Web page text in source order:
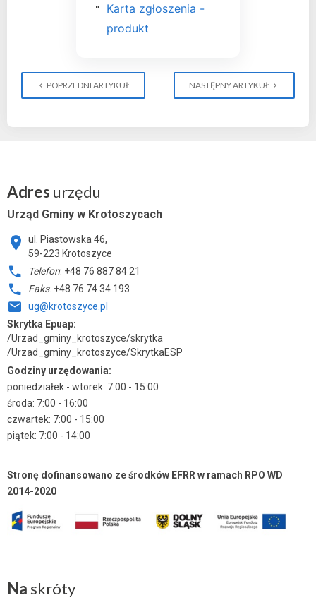
Karta zgłoszenia -
produkt
POPRZEDNI ARTYKUŁ NASTĘPNY ARTYKUŁ
Adres urzędu
Urząd Gminy w Krotoszycach
ul. Piastowska 46,
59-223 Krotoszyce
Telefon: +48 76 887 84 21
Faks: +48 76 74 34 193
ug@krotoszyce.pl
Skrytka Epuap:
/Urzad_gminy_krotoszyce/skrytka
/Urzad_gminy_krotoszyce/SkrytkaESP
Godziny urzędowania:
poniedziałek - wtorek: 7:00 - 15:00
środa: 7:00 - 16:00
czwartek: 7:00 - 15:00
piątek: 7:00 - 14:00
Stronę dofinansowano ze środków EFRR w ramach RPO WD
2014-2020
Na skróty